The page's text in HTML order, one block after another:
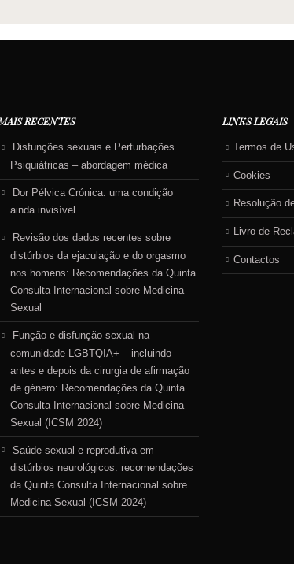
RECENTES
Disfunções sexuais e Perturbações
Psiquiátricas – abordagem médica
Dor Pélvica Crónica: uma condição
ainda invisível
Revisão dos dados recentes sobre
distúrbios da ejaculação e do orgasmo
nos homens: Recomendações da Quinta
Consulta Internacional sobre Medicina
Sexual
Função e disfunção sexual na
comunidade LGBTQIA+ – incluindo
antes e depois da cirurgia de afirmação
de género: Recomendações da Quinta
Consulta Internacional sobre Medicina
Sexual (ICSM 2024)
Saúde sexual e reprodutiva em
distúrbios neurológicos: recomendações
da Quinta Consulta Internacional sobre
Medicina Sexual (ICSM 2024)
LINKS LEGAIS
Termos de
Cookies
Resolução
Livro de
Contactos